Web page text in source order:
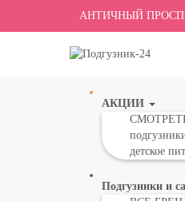
АНТИЧНЫЙ
АКЦИИ
детское
Подгузники и